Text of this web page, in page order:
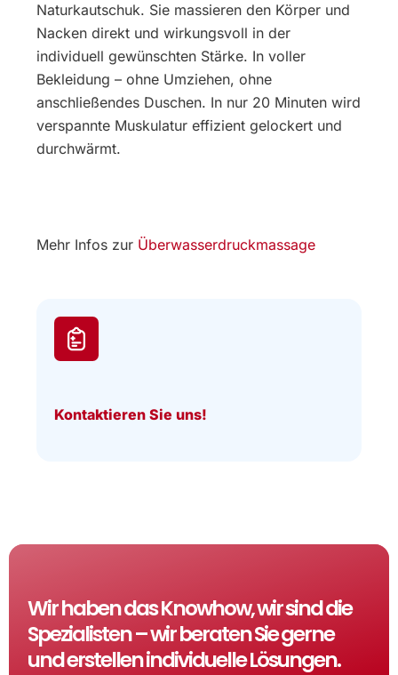
Naturkautschuk. Sie massieren den Körper und
Nacken direkt und wirkungsvoll in der
individuell gewünschten Stärke. In voller
Bekleidung – ohne Umziehen, ohne
anschließendes Duschen. In nur 20 Minuten wird
verspannte Muskulatur effizient gelockert und
durchwärmt.
Mehr Infos zur Überwasserdruckmassage
Kontaktieren Sie uns!
Wir haben das Knowhow, wir sind die
Spezialisten – wir beraten Sie gerne
und erstellen individuelle Lösungen.